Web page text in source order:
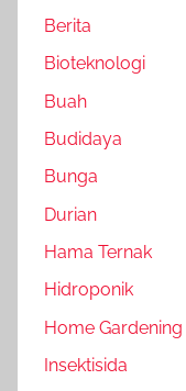
Berita
Bioteknologi
Buah
Budidaya
Bunga
Durian
Hama Ternak
Hidroponik
Home Gardening
Insektisida